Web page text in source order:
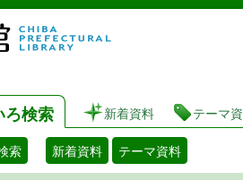
図書館 蔵
ろ検索 新着資料 テーマ
索 新着資料 テーマ資料